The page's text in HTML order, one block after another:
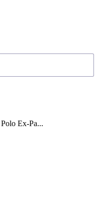
Ex-Pa...